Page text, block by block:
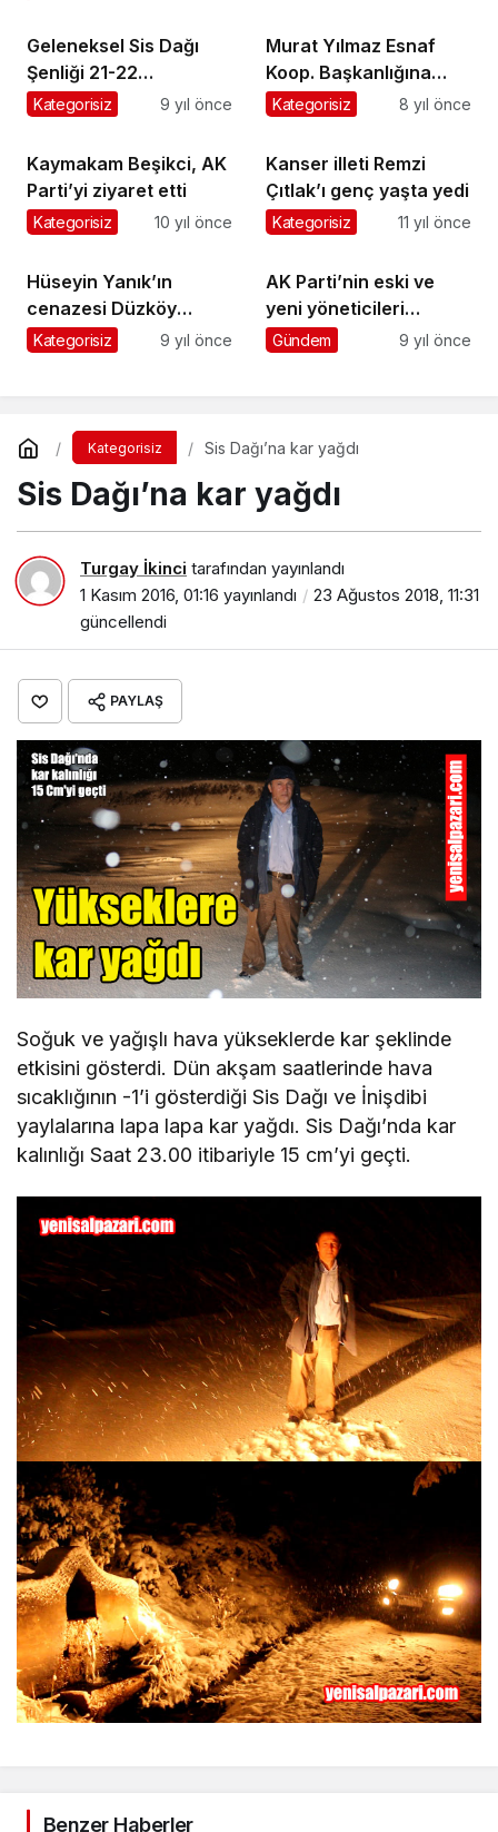
Geleneksel Sis Dağı
Şenliği 21-22
Temmuz’da yapılacak
Kategorisiz 9 yıl önce
Murat Yılmaz Esnaf
Koop. Başkanlığına
yeniden seçildi
Kategorisiz 8 yıl önce
Kaymakam Beşikci, AK
Parti’yi ziyaret etti
Kategorisiz 10 yıl önce
Kanser illeti Remzi
Çıtlak’ı genç yaşta yedi
Kategorisiz 11 yıl önce
Hüseyin Yanık’ın
cenazesi Düzköy
Mahallesi’nde toprağa
Kategorisiz 9 yıl önce
AK Parti’nin eski ve
yeni yöneticileri
istişare toplantısında
Gündem 9 yıl önce
Kategorisiz Sis Dağı’na kar yağdı
Sis Dağı’na kar yağdı
Turgay İkinci tarafından yayınlandı
1 Kasım 2016, 01:16 yayınlandı
23 Ağustos 2018, 11:31
güncellendi
PAYLAŞ
Soğuk ve yağışlı hava yükseklerde kar şeklinde
etkisini gösterdi. Dün akşam saatlerinde hava
sıcaklığının -1’i gösterdiği Sis Dağı ve İnişdibi
yaylalarına lapa lapa kar yağdı. Sis Dağı’nda kar
kalınlığı Saat 23.00 itibariyle 15 cm’yi geçti.
Benzer Haberler